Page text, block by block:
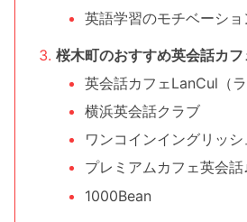
英語学習のモチベーシ
桜木町のおすすめ英会話カ
英会話カフェLanCul（ラ
横浜英会話クラブ
ワンコインイングリッシ
プレミアムカフェ英会話
1000Bean